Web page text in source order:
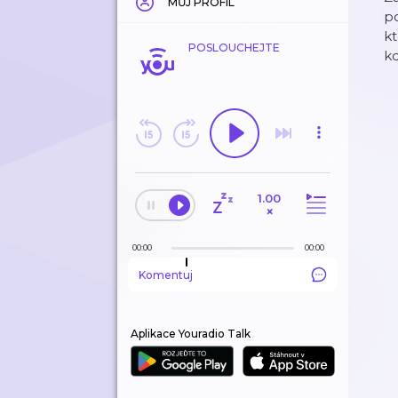
POSLOUCHEJTE
1.00
×
00:00 00:00
Komentuj
Aplikace Youradio Talk